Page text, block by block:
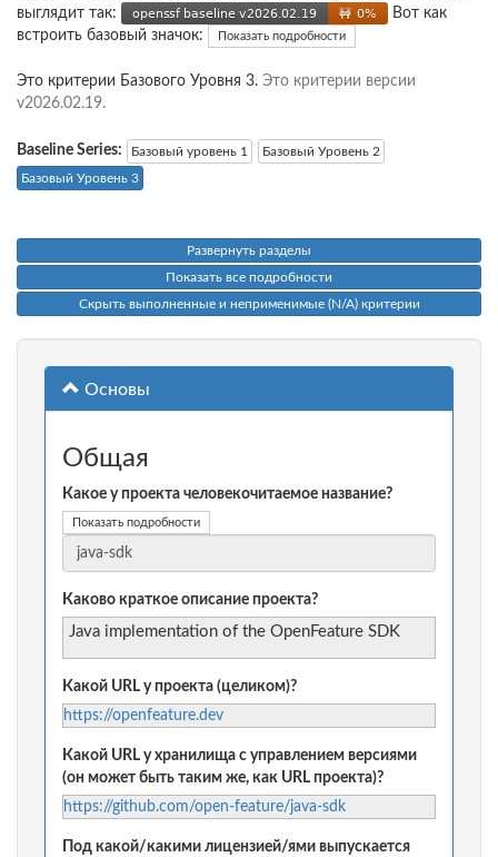
выглядит так:
Вот как
встроить базовый значок:
Показать подробности
Это критерии Базового Уровня 3. Это критерии версии
v2026.02.19.
Baseline Series: Базовый уровень 1
Базовый Уровень 2
Базовый Уровень 3
Развернуть разделы
Показать все подробности
Скрыть выполненные и неприменимые (N/A) критерии
Основы
Общая
Какое у проекта человекочитаемое название?
Показать подробности
Каково краткое описание проекта?
Java implementation of the OpenFeature SDK
Какой URL у проекта (целиком)?
https://openfeature.dev
Какой URL у хранилища с управлением версиями
(он может быть таким же, как URL проекта)?
https://github.com/open-feature/java-sdk
Под какой/какими лицензией/ями выпускается